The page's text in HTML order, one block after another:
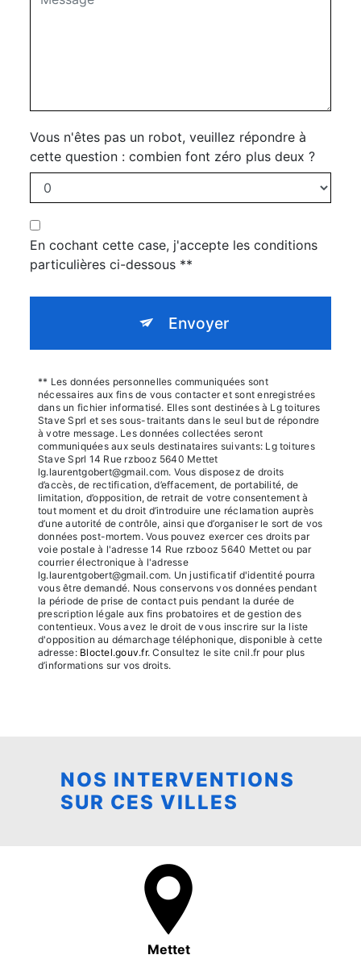
Vous n'êtes pas un robot, veuillez répondre à
cette question : combien font zéro plus deux ?
En cochant cette case, j'accepte les conditions
particulières ci-dessous **
Envoyer
** Les données personnelles communiquées sont
nécessaires aux fins de vous contacter et sont enregistrées
dans un fichier informatisé. Elles sont destinées à Lg toitures
Stave Sprl et ses sous-traitants dans le seul but de répondre
à votre message. Les données collectées seront
communiquées aux seuls destinataires suivants: Lg toitures
Stave Sprl 14 Rue rzbooz 5640 Mettet
lg.laurentgobert@gmail.com. Vous disposez de droits
d’accès, de rectification, d’effacement, de portabilité, de
limitation, d’opposition, de retrait de votre consentement à
tout moment et du droit d’introduire une réclamation auprès
d’une autorité de contrôle, ainsi que d’organiser le sort de vos
données post-mortem. Vous pouvez exercer ces droits par
voie postale à l'adresse 14 Rue rzbooz 5640 Mettet ou par
courrier électronique à l'adresse
lg.laurentgobert@gmail.com. Un justificatif d'identité pourra
vous être demandé. Nous conservons vos données pendant
la période de prise de contact puis pendant la durée de
prescription légale aux fins probatoires et de gestion des
contentieux. Vous avez le droit de vous inscrire sur la liste
d'opposition au démarchage téléphonique, disponible à cette
adresse: Bloctel.gouv.fr. Consultez le site cnil.fr pour plus
d’informations sur vos droits.
NOS INTERVENTIONS
SUR CES VILLES
Mettet